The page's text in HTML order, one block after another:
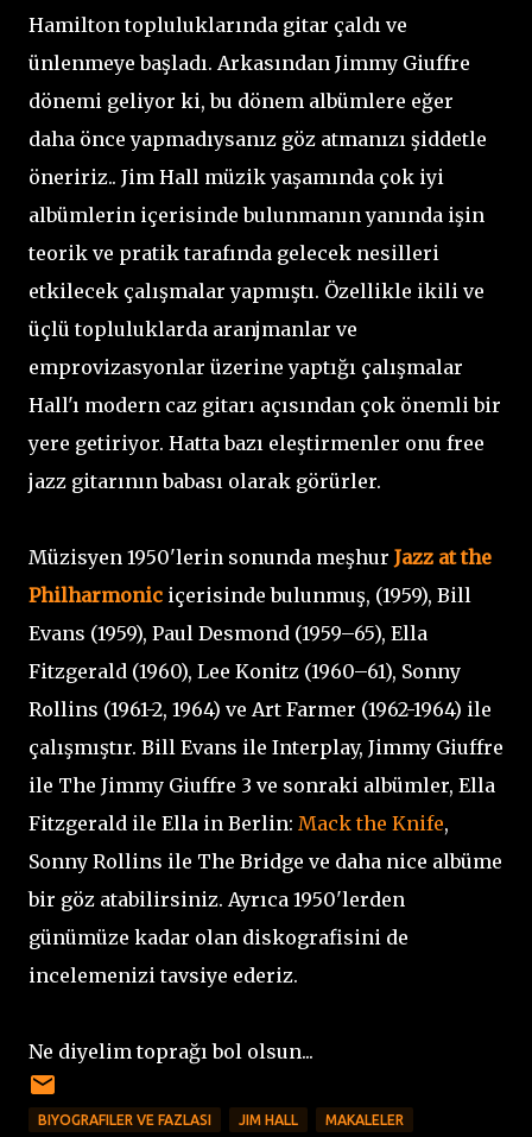
Hamilton topluluklarında gitar çaldı ve
ünlenmeye başladı. Arkasından Jimmy Giuffre
dönemi geliyor ki, bu dönem albümlere eğer
daha önce yapmadıysanız göz atmanızı şiddetle
öneririz.. Jim Hall müzik yaşamında çok iyi
albümlerin içerisinde bulunmanın yanında işin
teorik ve pratik tarafında gelecek nesilleri
etkilecek çalışmalar yapmıştı. Özellikle ikili ve
üçlü topluluklarda aranjmanlar ve
emprovizasyonlar üzerine yaptığı çalışmalar
Hall'ı modern caz gitarı açısından çok önemli bir
yere getiriyor. Hatta bazı eleştirmenler onu free
jazz gitarının babası olarak görürler.
Müzisyen 1950'lerin sonunda meşhur Jazz at the
Philharmonic içerisinde bulunmuş, (1959), Bill
Evans (1959), Paul Desmond (1959–65), Ella
Fitzgerald (1960), Lee Konitz (1960–61), Sonny
Rollins (1961-2, 1964) ve Art Farmer (1962-1964) ile
çalışmıştır. Bill Evans ile Interplay, Jimmy Giuffre
ile The Jimmy Giuffre 3 ve sonraki albümler, Ella
Fitzgerald ile Ella in Berlin: Mack the Knife,
Sonny Rollins ile The Bridge ve daha nice albüme
bir göz atabilirsiniz. Ayrıca 1950'lerden
günümüze kadar olan diskografisini de
incelemenizi tavsiye ederiz.
Ne diyelim toprağı bol olsun...
BIYOGRAFILER VE FAZLASI JIM HALL MAKALELER